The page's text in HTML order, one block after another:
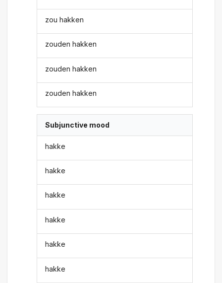
zou hakken
zouden hakken
zouden hakken
zouden hakken
Subjunctive mood
hakke
hakke
hakke
hakke
hakke
hakke